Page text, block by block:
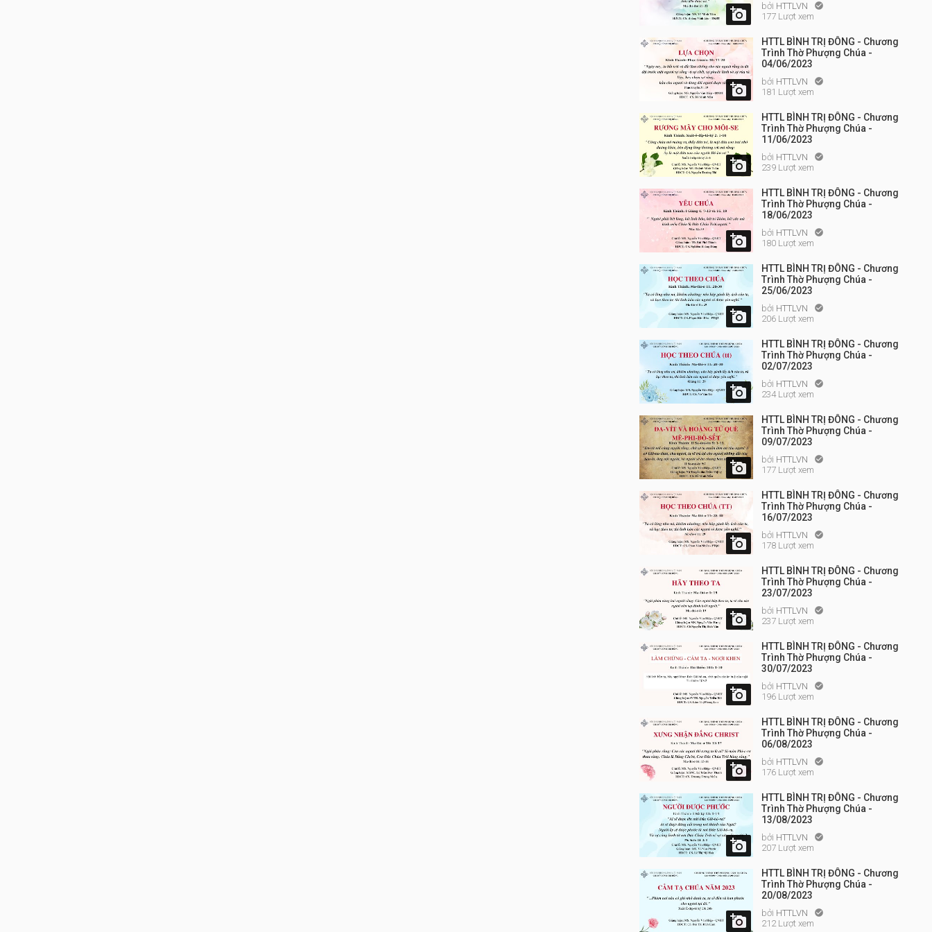
 bởi HTTLVN 
177 Lượt xem

HTTL BÌNH TRỊ ĐÔNG - Chương
Trình Thờ Phượng Chúa -
04/06/2023
bởi HTTLVN 
181 Lượt xem

HTTL BÌNH TRỊ ĐÔNG - Chương
Trình Thờ Phượng Chúa -
11/06/2023
bởi HTTLVN 
239 Lượt xem

HTTL BÌNH TRỊ ĐÔNG - Chương
Trình Thờ Phượng Chúa -
18/06/2023
bởi HTTLVN 
180 Lượt xem

HTTL BÌNH TRỊ ĐÔNG - Chương
Trình Thờ Phượng Chúa -
25/06/2023
bởi HTTLVN 
206 Lượt xem

HTTL BÌNH TRỊ ĐÔNG - Chương
Trình Thờ Phượng Chúa -
02/07/2023
bởi HTTLVN 
234 Lượt xem

HTTL BÌNH TRỊ ĐÔNG - Chương
Trình Thờ Phượng Chúa -
09/07/2023
bởi HTTLVN 
177 Lượt xem

HTTL BÌNH TRỊ ĐÔNG - Chương
Trình Thờ Phượng Chúa -
16/07/2023
bởi HTTLVN 
178 Lượt xem

HTTL BÌNH TRỊ ĐÔNG - Chương
Trình Thờ Phượng Chúa -
23/07/2023
bởi HTTLVN 
237 Lượt xem

HTTL BÌNH TRỊ ĐÔNG - Chương
Trình Thờ Phượng Chúa -
30/07/2023
bởi HTTLVN 
196 Lượt xem

HTTL BÌNH TRỊ ĐÔNG - Chương
Trình Thờ Phượng Chúa -
06/08/2023
bởi HTTLVN 
176 Lượt xem

HTTL BÌNH TRỊ ĐÔNG - Chương
Trình Thờ Phượng Chúa -
13/08/2023
bởi HTTLVN 
207 Lượt xem

HTTL BÌNH TRỊ ĐÔNG - Chương
Trình Thờ Phượng Chúa -
20/08/2023
bởi HTTLVN 
212 Lượt xem